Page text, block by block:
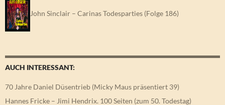
John Sinclair – Carinas Todesparties (Folge 186)
AUCH INTERESSANT:
70 Jahre Daniel Düsentrieb (Micky Maus präsentiert 39)
Hannes Fricke – Jimi Hendrix. 100 Seiten (zum 50. Todestag)